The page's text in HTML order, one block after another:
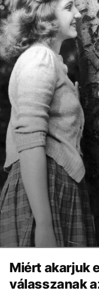
Miért akarjuk
válasszanak